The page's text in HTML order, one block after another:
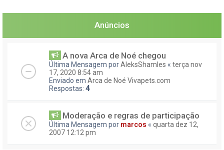
r
Anúncios
A nova Arca de Noé chegou
Última Mensagem porAleksShamles « terça nov
17, 2020 8:54 am
Enviado em Arca de Noé Vivapets.com
Respostas: 4
Moderação e regras de participação
Última Mensagem por marcos « quarta dez 12,
2007 12:12 pm